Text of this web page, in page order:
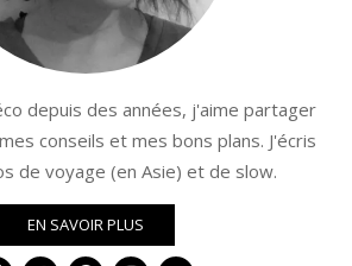
depuis des années, j'aime partager
conseils et mes bons plans. J'écris
de voyage (en Asie) et de slow.
EN SAVOIR PLUS